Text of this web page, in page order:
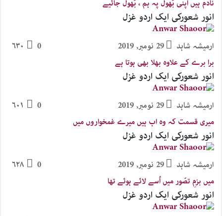
نادم ہیں اپنی بُھول پہ ہم ، بُھول جائیے
انور شعورکی ایک اردو غزل
ارمیشہ شاہد 29 نومبر, 2019 0
برا برے کے علاوہ بھلا بھی ہوتا ہے
انور شعورکی ایک اردو غزل
ارمیشہ شاہد 29 نومبر, 2019 0
میری قسمت کہ وہ اب ہیں میرے غمخواروں میں
انور شعورکی ایک اردو غزل
ارمیشہ شاہد 29 نومبر, 2019 0
میں بزمِ تصّور میں اُسے لائے ہوئے تھا
انور شعورکی ایک اردو غزل